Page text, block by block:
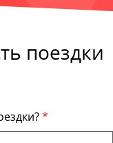
поездки